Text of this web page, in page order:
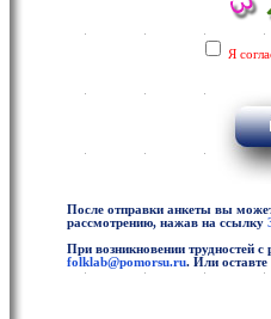
Я
После отправки анкеты вы
рассмотрению, нажав на ссылку
При возникновении трудностей с
folklab@pomorsu.ru. Или